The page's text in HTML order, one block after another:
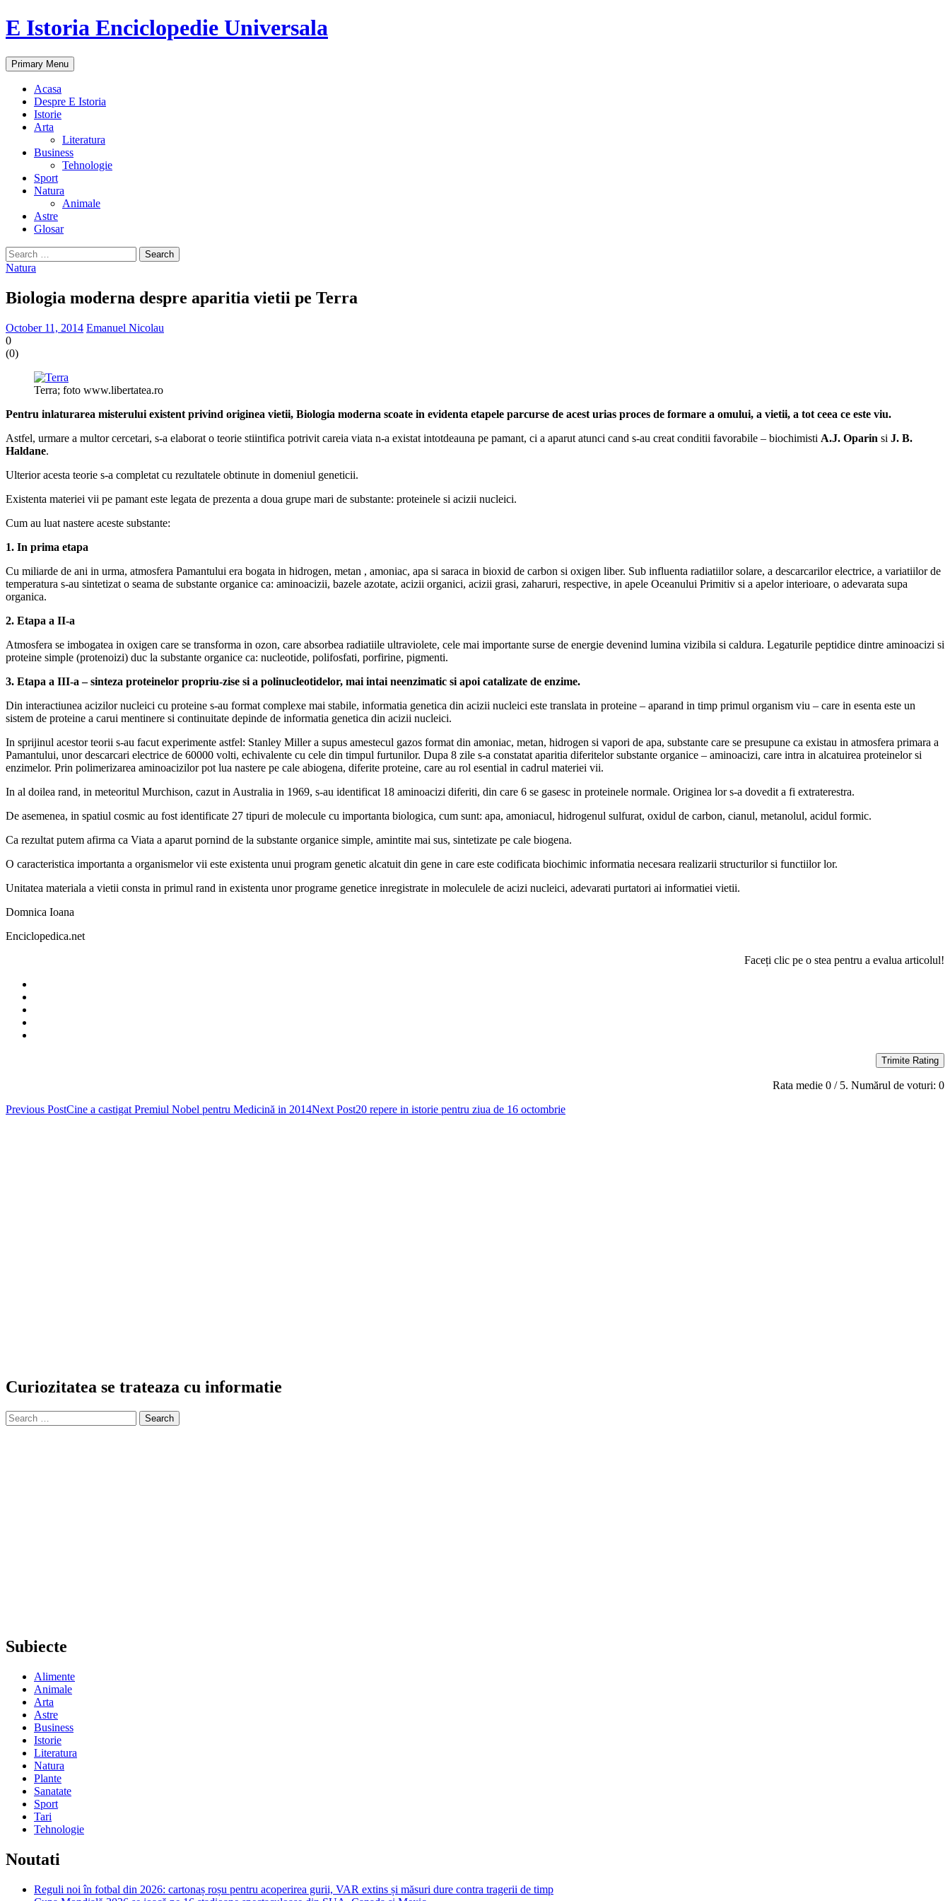
E Istoria Enciclopedie Universala
Search
Primary Menu Skip
to
Acasa
Despre E Istoria
Istorie
Arta
Literatura
Business
Tehnologie
Sport
Natura
Animale
Astre
Glosar
Search
for:
Natura
Biologia moderna despre aparitia vietii pe Terra
October 11, 2014 Emanuel Nicolau
0
(0)
Terra; foto www.libertatea.ro
Pentru inlaturarea misterului existent privind originea vietii, Biologia moderna scoate in evidenta etapele parcurse de acest urias proces de formare a omului, a vietii, a tot ceea ce este viu.
Astfel, urmare a multor cercetari, s-a elaborat o teorie stiintifica potrivit careia viata n-a existat intotdeauna pe pamant, ci a aparut atunci cand s-au creat conditii favorabile – biochimisti A.J. Oparin si J. B.
Haldane.
Ulterior acesta teorie s-a completat cu rezultatele obtinute in domeniul geneticii.
Existenta materiei vii pe pamant este legata de prezenta a doua grupe mari de substante: proteinele si acizii nucleici.
Cum au luat nastere aceste substante:
1. In prima etapa
Cu miliarde de ani in urma, atmosfera Pamantului era bogata in hidrogen, metan , amoniac, apa si saraca in bioxid de carbon si oxigen liber. Sub influenta radiatiilor solare, a descarcarilor electrice, a variatiilor de
temperatura s-au sintetizat o seama de substante organice ca: aminoacizii, bazele azotate, acizii organici, acizii grasi, zaharuri, respective, in apele Oceanului Primitiv si a apelor interioare, o adevarata supa
organica.
2. Etapa a II-a
Atmosfera se imbogatea in oxigen care se transforma in ozon, care absorbea radiatiile ultraviolete, cele mai importante surse de energie devenind lumina vizibila si caldura. Legaturile peptidice dintre aminoacizi si
proteine simple (protenoizi) duc la substante organice ca: nucleotide, polifosfati, porfirine, pigmenti.
3. Etapa a III-a – sinteza proteinelor propriu-zise si a polinucleotidelor, mai intai neenzimatic si apoi catalizate de enzime.
Din interactiunea acizilor nucleici cu proteine s-au format complexe mai stabile, informatia genetica din acizii nucleici este translata in proteine – aparand in timp primul organism viu – care in esenta este un
sistem de proteine a carui mentinere si continuitate depinde de informatia genetica din acizii nucleici.
In sprijinul acestor teorii s-au facut experimente astfel: Stanley Miller a supus amestecul gazos format din amoniac, metan, hidrogen si vapori de apa, substante care se presupune ca existau in atmosfera primara a
Pamantului, unor descarcari electrice de 60000 volti, echivalente cu cele din timpul furtunilor. Dupa 8 zile s-a constatat aparitia diferitelor substante organice – aminoacizi, care intra in alcatuirea proteinelor si
enzimelor. Prin polimerizarea aminoacizilor pot lua nastere pe cale abiogena, diferite proteine, care au rol esential in cadrul materiei vii.
In al doilea rand, in meteoritul Murchison, cazut in Australia in 1969, s-au identificat 18 aminoacizi diferiti, din care 6 se gasesc in proteinele normale. Originea lor s-a dovedit a fi extraterestra.
De asemenea, in spatiul cosmic au fost identificate 27 tipuri de molecule cu importanta biologica, cum sunt: apa, amoniacul, hidrogenul sulfurat, oxidul de carbon, cianul, metanolul, acidul formic.
Ca rezultat putem afirma ca Viata a aparut pornind de la substante organice simple, amintite mai sus, sintetizate pe cale biogena.
O caracteristica importanta a organismelor vii este existenta unui program genetic alcatuit din gene in care este codificata biochimic informatia necesara realizarii structurilor si functiilor lor.
Unitatea materiala a vietii consta in primul rand in existenta unor programe genetice inregistrate in moleculele de acizi nucleici, adevarati purtatori ai informatiei vietii.
Domnica Ioana
Enciclopedica.net
Faceți clic pe o stea pentru a evalua articolul!
Trimite Rating
Rata medie 0 / 5. Numărul de voturi: 0
Post
Previous PostCine a castigat Premiul Nobel pentru Medicină in 2014Next Post20 repere in istorie pentru ziua de 16 octombrie
Curiozitatea se trateaza cu informatie
Search
for:
Subiecte
Alimente
Animale
Arta
Astre
Business
Istorie
Literatura
Natura
Plante
Sanatate
Sport
Tari
Tehnologie
Noutati
Reguli noi în fotbal din 2026: cartonaș roșu pentru acoperirea gurii, VAR extins și măsuri dure contra tragerii de timp